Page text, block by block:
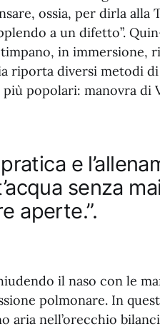
ossia, per dirla alla
a un difetto”.
in immersione,
riporta diversi metodi
popolari: manovra di
e
senza
aperte.”.
il naso con le
polmonare. In
aria nell’orecchio